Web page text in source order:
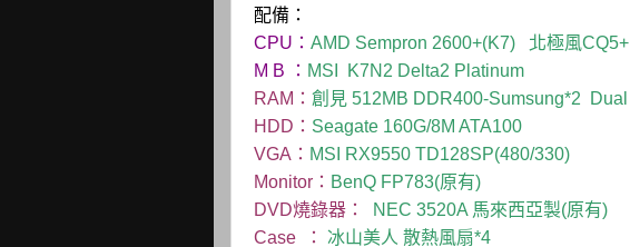
配備：
CPU： AMD Sempron 2600+(K7) 北極風CQ5+
M B ： MSI K7N2 Delta2 Platinum
RAM： 創見 512MB DDR400-Sumsung*2 Dual
HDD： Seagate 160G/8M ATA100
VGA： MSI RX9550 TD128SP(480/330)
Monitor： BenQ FP783(原有)
DVD燒錄器：
NEC 3520A 馬來西亞製(原有)
Case ：
冰山美人 散熱風扇*4